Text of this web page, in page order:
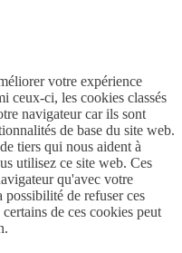
votre expérience
ceux-ci, les cookies classés
navigateur car ils sont
de base du site web.
tiers qui nous aident à
utilisez ce site web. Ces
qu'avec votre
possibilité de refuser ces
de ces cookies peut